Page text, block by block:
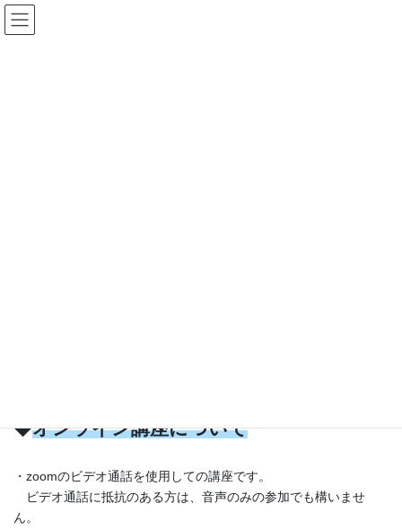
コ
ン
ナ
ビ
◆オンライン講座について
・zoomのビデオ通話を使用しての講座です。
ビデオ通話に抵抗のある方は、音声のみの参加でも構いませ
ん。